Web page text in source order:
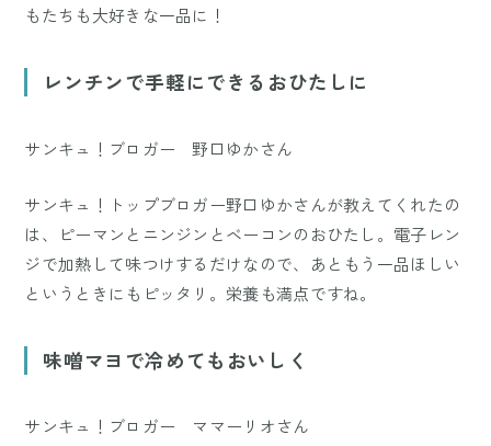
もたちも大好きな一品に！
レンチンで手軽にできるおひたしに
サンキュ！ブロガー 野口ゆかさん
サンキュ！トップブロガー野口ゆかさんが教えてくれたの
は、ピーマンとニンジンとベーコンのおひたし。電子レン
ジで加熱して味つけするだけなので、あともう一品ほしい
というときにもピッタリ。栄養も満点ですね。
味噌マヨで冷めてもおいしく
サンキュ！ブロガー ママーリオさん